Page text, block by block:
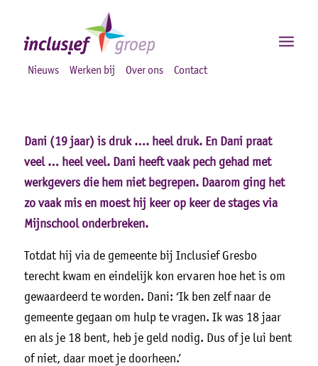
Nieuws Werken bij Over ons Contact
Dani (19 jaar) is druk …. heel druk. En Dani praat
veel … heel veel. Dani heeft vaak pech gehad met
werkgevers die hem niet begrepen. Daarom ging het
zo vaak mis en moest hij keer op keer de stages via
Mijnschool onderbreken.
Totdat hij via de gemeente bij Inclusief Gresbo
terecht kwam en eindelijk kon ervaren hoe het is om
gewaardeerd te worden. Dani: ‘Ik ben zelf naar de
gemeente gegaan om hulp te vragen. Ik was 18 jaar
en als je 18 bent, heb je geld nodig. Dus of je lui bent
of niet, daar moet je doorheen.’